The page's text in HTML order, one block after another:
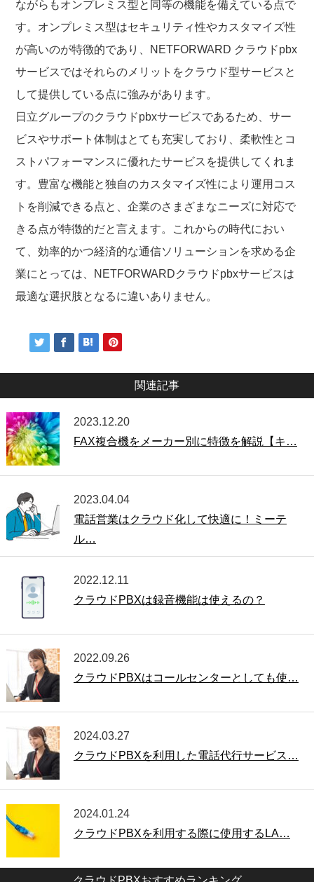
ながらもオンプレミス型と同等の機能を備えている点で
す。オンプレミス型はセキュリティ性やカスタマイズ性
が高いのが特徴的であり、NETFORWARD クラウドpbx
サービスではそれらのメリットをクラウド型サービスと
して提供している点に強みがあります。
日立グループのクラウドpbxサービスであるため、サー
ビスやサポート体制はとても充実しており、柔軟性とコ
ストパフォーマンスに優れたサービスを提供してくれま
す。豊富な機能と独自のカスタマイズ性により運用コス
トを削減できる点と、企業のさまざまなニーズに対応で
きる点が特徴的だと言えます。これからの時代におい
て、効率的かつ経済的な通信ソリューションを求める企
業にとっては、NETFORWARDクラウドpbxサービスは
最適な選択肢となるに違いありません。
関連記事
2023.12.20
FAX複合機をメーカー別に特徴を解説【キ…
2023.04.04
電話営業はクラウド化して快適に！ミーテ
ル…
2022.12.11
クラウドPBXは録音機能は使えるの？
2022.09.26
クラウドPBXはコールセンターとしても使…
2024.03.27
クラウドPBXを利用した電話代行サービス…
2024.01.24
クラウドPBXを利用する際に使用するLA…